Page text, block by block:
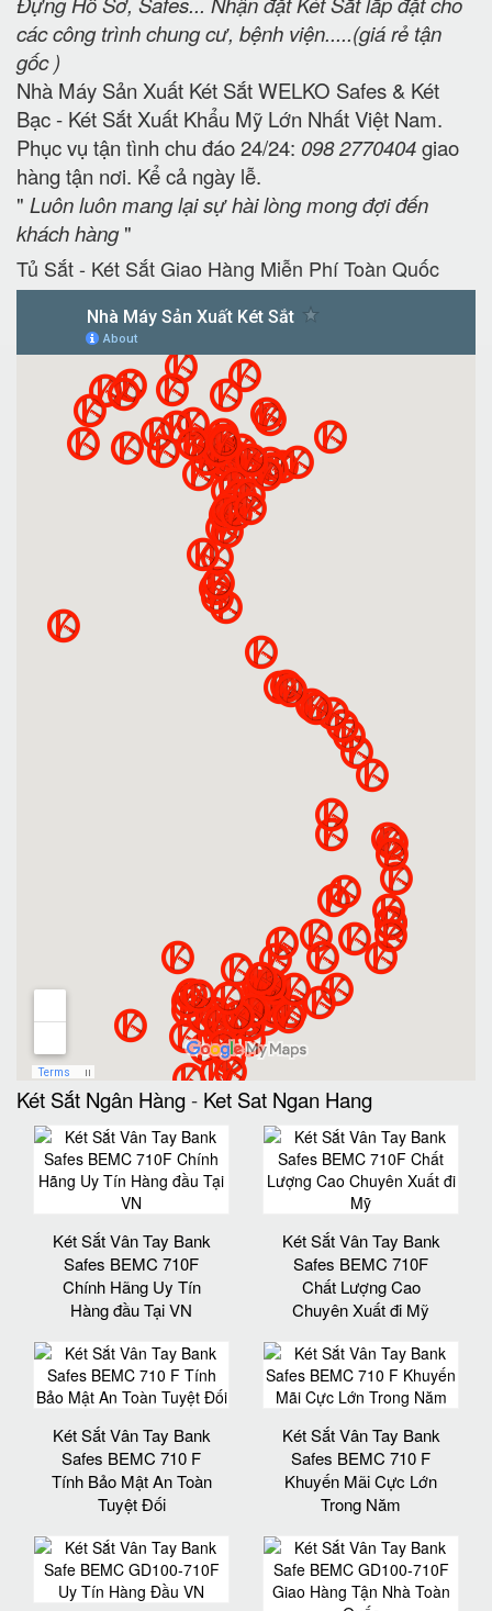
các công trình chung cư, bệnh viện.....(giá rẻ tận
gốc )
Nhà Máy Sản Xuất Két Sắt WELKO Safes & Két
Bạc - Két Sắt Xuất Khẩu Mỹ Lớn Nhất Việt Nam.
Phục vụ tận tình chu đáo 24/24: 098 2770404giao
hàng tận nơi. Kể cả ngày lễ.
" Luôn luôn mang lại sự hài lòng mong đợi đến
khách hàng"
Tủ Sắt - Két Sắt Giao Hàng Miễn Phí Toàn Quốc
Két Sắt Ngân Hàng- Ket Sat Ngan Hang
Két Sắt Vân Tay Bank
Safes BEMC 710F
Chính Hãng Uy Tín
Hàng đầu Tại VN
Két Sắt Vân Tay Bank
Safes BEMC 710F
Chất Lượng Cao
Chuyên Xuất đi Mỹ
Két Sắt Vân Tay Bank
Safes BEMC 710 F
Tính Bảo Mật An Toàn
Tuyệt Đối
Két Sắt Vân Tay Bank
Safes BEMC 710 F
Khuyến Mãi Cực Lớn
Trong Năm